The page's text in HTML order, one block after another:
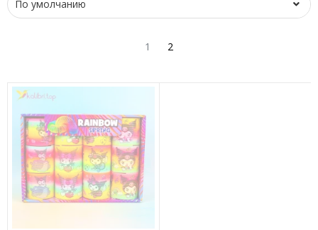
1 2